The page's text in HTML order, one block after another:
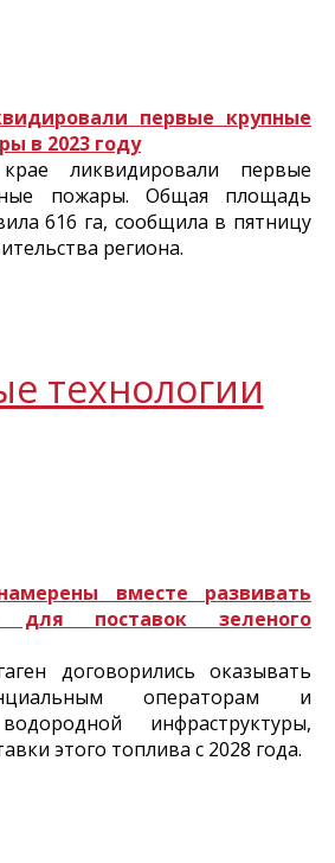
первые крупные
в 2023 году
ликвидировали первые
пожары. Общая площадь
616 га, сообщила в пятницу
региона.
технологии
вместе развивать
для поставок зеленого
договорились оказывать
операторам и
инфраструктуры,
этого топлива с 2028 года.